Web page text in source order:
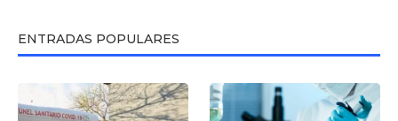
ENTRADAS POPULARES